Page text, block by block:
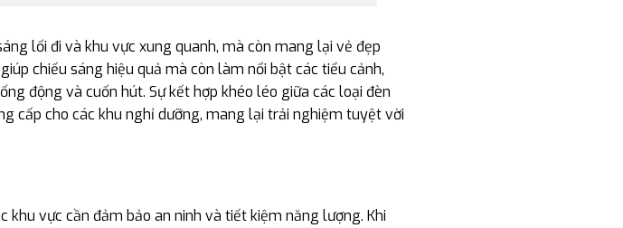
lối đi và khu vực xung quanh, mà còn mang lại vẻ đẹp
chiếu sáng hiệu quả mà còn làm nổi bật các tiểu cảnh,
động và cuốn hút. Sự kết hợp khéo léo giữa các loại đèn
cấp cho các khu nghỉ dưỡng, mang lại trải nghiệm tuyệt vời
vực cần đảm bảo an ninh và tiết kiệm năng lượng. Khi